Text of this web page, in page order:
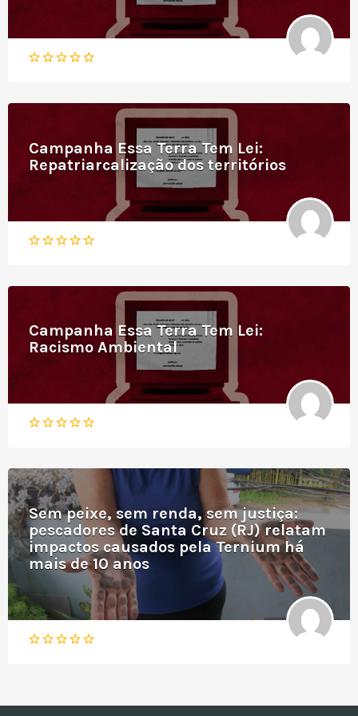
Campanha Essa Terra Tem Lei:
Repatriarcalização dos territórios
Campanha Essa Terra Tem Lei:
Racismo Ambiental
Sem peixe, sem renda, sem justiça:
pescadores de Santa Cruz (RJ) relatam
impactos causados pela Ternium há
mais de 10 anos